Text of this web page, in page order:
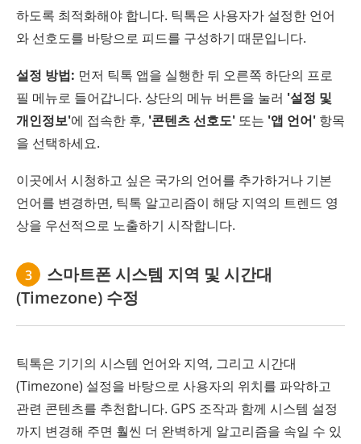
하도록 최적화해야 합니다. 틱톡은 사용자가 설정한 언어
와 선호도를 바탕으로 피드를 구성하기 때문입니다.
설정 방법: 먼저 틱톡 앱을 실행한 뒤 오른쪽 하단의 프로
필 메뉴로 들어갑니다. 상단의 메뉴 버튼을 눌러 '설정 및
개인정보'에 접속한 후, '콘텐츠 선호도' 또는 '앱 언어' 항목
을 선택하세요.
이곳에서 시청하고 싶은 국가의 언어를 추가하거나 기본
언어를 변경하면, 틱톡 알고리즘이 해당 지역의 트렌드 영
상을 우선적으로 노출하기 시작합니다.
3
스마트폰 시스템 지역 및 시간대
(Timezone) 수정
틱톡은 기기의 시스템 언어와 지역, 그리고 시간대
(Timezone) 설정을 바탕으로 사용자의 위치를 파악하고
관련 콘텐츠를 추천합니다. GPS 조작과 함께 시스템 설정
까지 변경해 주면 훨씬 더 완벽하게 알고리즘을 속일 수 있